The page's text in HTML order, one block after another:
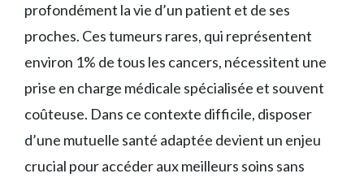
profondément la vie d’un patient et de ses
proches. Ces tumeurs rares, qui représentent
environ 1% de tous les cancers, nécessitent une
prise en charge médicale spécialisée et souvent
coûteuse. Dans ce contexte difficile, disposer
d’une mutuelle santé adaptée devient un enjeu
crucial pour accéder aux meilleurs soins sans